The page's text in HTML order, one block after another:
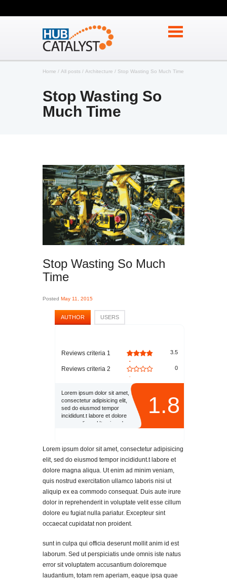
Home All posts Architecture Stop Wasting So Much Time
Stop Wasting So
Much Time
Stop Wasting So Much
Time
Posted May 11, 2015
AUTHOR USERS
Reviews criteria 1 3.5
Reviews criteria 2 0
Lorem ipsum dolor sit amet,
consectetur adipisicing elit,
sed do eiusmod tempor
incididunt.t labore et dolore
magna aliqua. Ut enim ad
nisi ut aliquip ex ea
commodo consequat. Duis
aute irure dolor in
reprehenderit in voluptate
fugiat nulla pariatur.
Excepteur sint occaecat
cupidatat
1.8
Lorem ipsum dolor sit amet, consectetur adipisicing
elit, sed do eiusmod tempor incididunt.t labore et
dolore magna aliqua. Ut enim ad minim veniam,
quis nostrud exercitation ullamco laboris nisi ut
aliquip ex ea commodo consequat. Duis aute irure
dolor in reprehenderit in voluptate velit esse cillum
dolore eu fugiat nulla pariatur. Excepteur sint
occaecat cupidatat non proident.
sunt in culpa qui officia deserunt mollit anim id est
laborum. Sed ut perspiciatis unde omnis iste natus
error sit voluptatem accusantium doloremque
laudantium, totam rem aperiam, eaque ipsa quae